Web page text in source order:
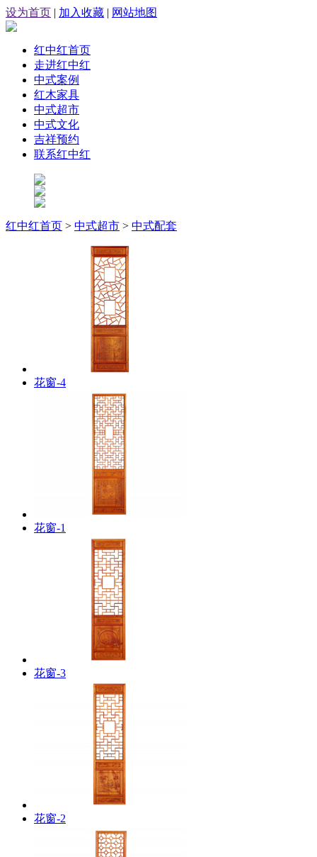
设为首页 | 加入收藏 | 网站地图
红中红首页
走进红中红
中式案例
红木家具
中式超市
中式文化
吉祥预约
联系红中红
红中红首页 > 中式超市 > 中式配套
花窗-4
花窗-1
花窗-3
花窗-2